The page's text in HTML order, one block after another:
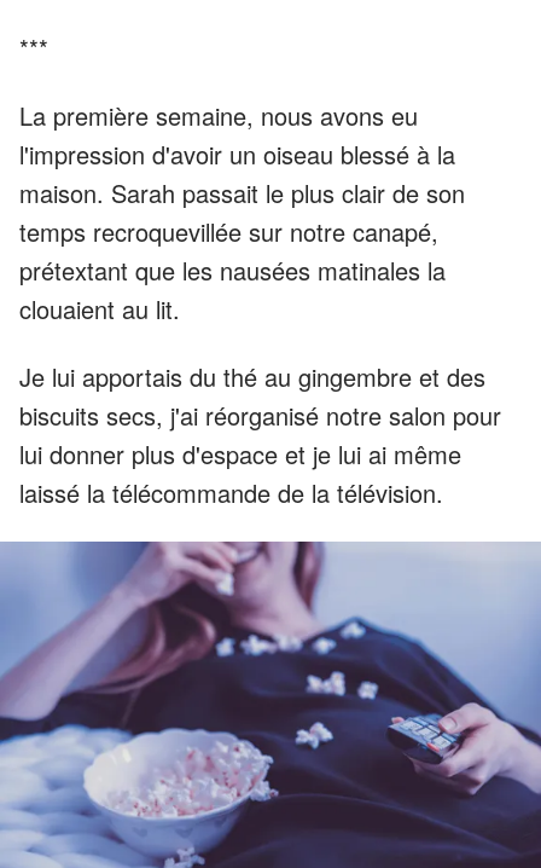
***
La première semaine, nous avons eu
l'impression d'avoir un oiseau blessé à la
maison. Sarah passait le plus clair de son
temps recroquevillée sur notre canapé,
prétextant que les nausées matinales la
clouaient au lit.
Je lui apportais du thé au gingembre et des
biscuits secs, j'ai réorganisé notre salon pour
lui donner plus d'espace et je lui ai même
laissé la télécommande de la télévision.